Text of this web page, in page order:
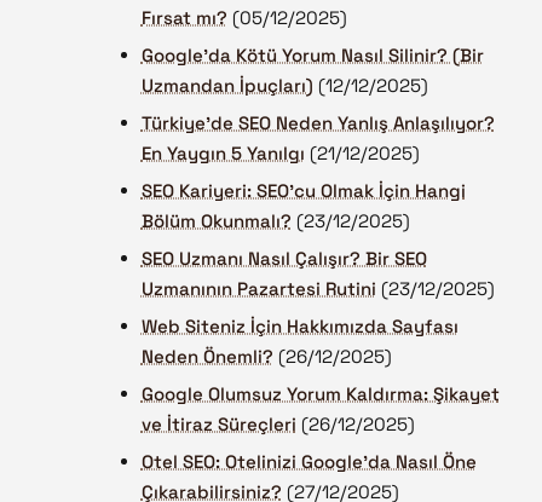
Fırsat mı? (05/12/2025)
Google'da Kötü Yorum Nasıl Silinir? (Bir
Uzmandan İpuçları) (12/12/2025)
Türkiye’de SEO Neden Yanlış Anlaşılıyor?
En Yaygın 5 Yanılgı (21/12/2025)
SEO Kariyeri: SEO’cu Olmak İçin Hangi
Bölüm Okunmalı? (23/12/2025)
SEO Uzmanı Nasıl Çalışır? Bir SEO
Uzmanının Pazartesi Rutini (23/12/2025)
Web Siteniz İçin Hakkımızda Sayfası
Neden Önemli? (26/12/2025)
Google Olumsuz Yorum Kaldırma: Şikayet
ve İtiraz Süreçleri (26/12/2025)
Otel SEO: Otelinizi Google’da Nasıl Öne
Çıkarabilirsiniz? (27/12/2025)